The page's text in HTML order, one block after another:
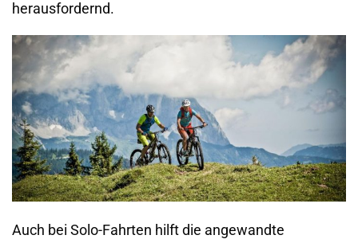
herausfordernd.
Auch bei Solo-Fahrten hilft die angewandte